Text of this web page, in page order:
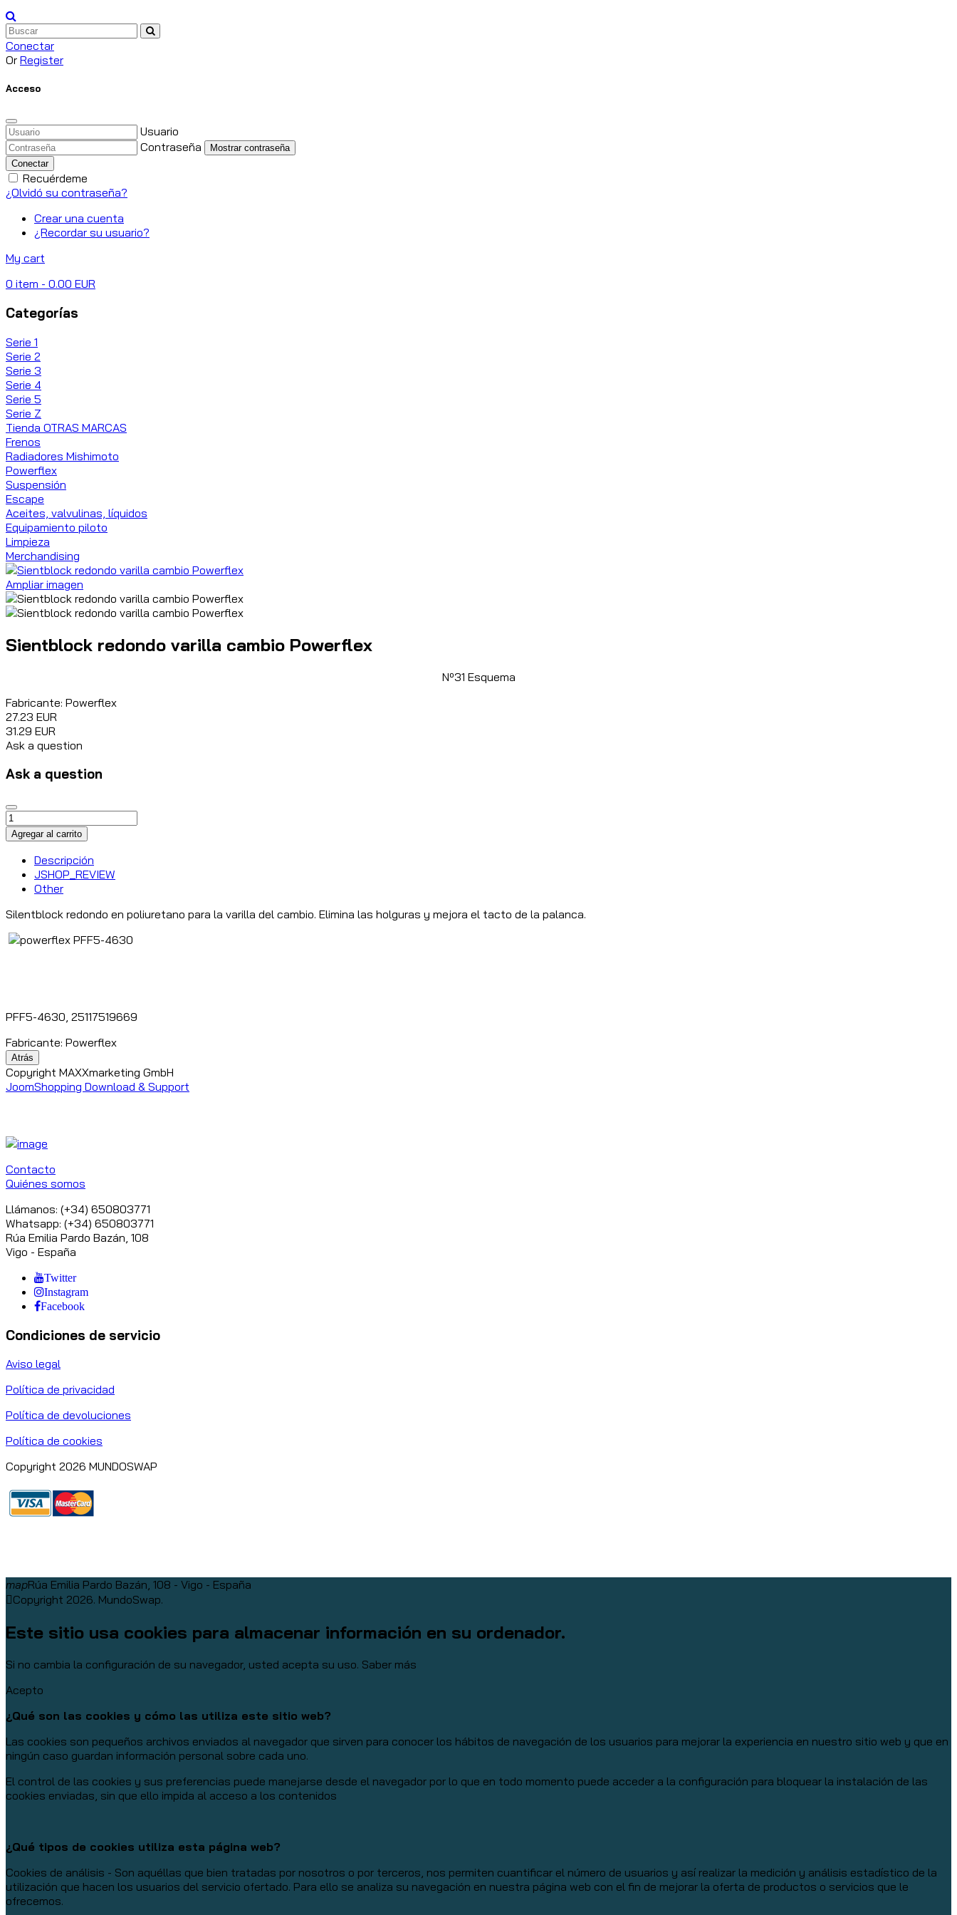
Conectar
Or Register
Acceso
Usuario
Contraseña
Mostrar contraseña
Conectar
Recuérdeme
¿Olvidó su contraseña?
Crear una cuenta
¿Recordar su usuario?
My cart
0 item - 0.00 EUR
Categorías
Serie 1
Serie 2
Serie 3
Serie 4
Serie 5
Serie Z
Tienda OTRAS MARCAS
Frenos
Radiadores Mishimoto
Powerflex
Suspensión
Escape
Aceites, valvulinas, líquidos
Equipamiento piloto
Limpieza
Merchandising
Ampliar imagen
Sientblock redondo varilla cambio Powerflex
Nº31 Esquema
Fabricante: Powerflex
27.23 EUR
31.29 EUR
Ask a question
Ask a question
Descripción
JSHOP_REVIEW
Other
Silentblock redondo en poliuretano para la varilla del cambio. Elimina las holguras y mejora el tacto de la palanca.
PFF5-4630, 25117519669
Fabricante: Powerflex
Copyright MAXXmarketing GmbH
JoomShopping Download & Support
Contacto
Quiénes somos
Llámanos: (+34) 650803771
Whatsapp: (+34) 650803771
Rúa Emilia Pardo Bazán, 108
Vigo - España
Twitter
Instagram
Facebook
Condiciones de servicio
Aviso legal
Política de privacidad
Política de devoluciones
Política de cookies
Copyright 2026 MUNDOSWAP
mapRúa Emilia Pardo Bazán, 108 - Vigo - España
Copyright 2026. MundoSwap.
Este sitio usa cookies para almacenar información en su ordenador.
Si no cambia la configuración de su navegador, usted acepta su uso. Saber más
Acepto
¿Qué son las cookies y cómo las utiliza este sitio web?
Las cookies son pequeños archivos enviados al navegador que sirven para conocer los hábitos de navegación de los usuarios para mejorar la experiencia en nuestro sitio web y que en
ningún caso guardan información personal sobre cada uno.
El control de las cookies y sus preferencias puede manejarse desde el navegador por lo que en todo momento puede acceder a la configuración para bloquear la instalación de las
cookies enviadas, sin que ello impida al acceso a los contenidos
¿Qué tipos de cookies utiliza esta página web?
Cookies de análisis - Son aquéllas que bien tratadas por nosotros o por terceros, nos permiten cuantificar el número de usuarios y así realizar la medición y análisis estadístico de la
utilización que hacen los usuarios del servicio ofertado. Para ello se analiza su navegación en nuestra página web con el fin de mejorar la oferta de productos o servicios que le
ofrecemos.